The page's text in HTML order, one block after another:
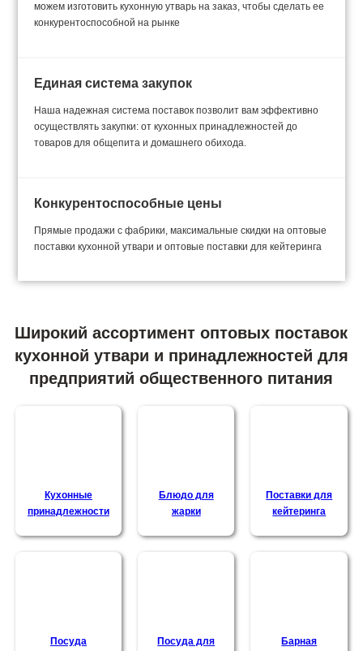
можем изготовить кухонную утварь на заказ, чтобы сделать ее
конкурентоспособной на рынке
Единая система закупок
Наша надежная система поставок позволит вам эффективно
осуществлять закупки: от кухонных принадлежностей до
товаров для общепита и домашнего обихода.
Конкурентоспособные цены
Прямые продажи с фабрики, максимальные скидки на оптовые
поставки кухонной утвари и оптовые поставки для кейтеринга
Широкий ассортимент оптовых поставок
кухонной утвари и принадлежностей для
предприятий общественного питания
Кухонные
принадлежности
Блюдо для
жарки
Поставки для
кейтеринга
Посуда
Посуда для
Барная